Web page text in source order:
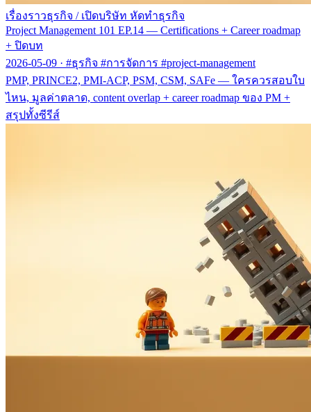
เรื่องราวธุรกิจ / เปิดบริษัท หัดทำธุรกิจ
Project Management 101 EP.14 — Certifications + Career roadmap
+ ปิดบท
2026-05-09 · #ธุรกิจ #การจัดการ #project-management
PMP, PRINCE2, PMI-ACP, PSM, CSM, SAFe — ใครควรสอบใบ
ไหน, มูลค่าตลาด, content overlap + career roadmap ของ PM +
สรุปทั้งซีรีส์